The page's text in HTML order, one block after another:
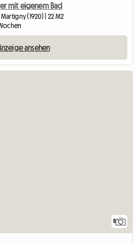
mit eigenem Bad
(1920) | 22 M2
ansehen
8